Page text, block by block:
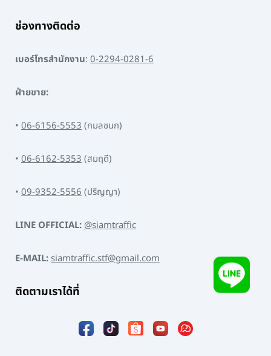
ช่องทางติดต่อ
เบอร์โทรสำนักงาน: 0-2294-0281-6
ฝ่ายขาย:
• 06-6156-5553 (กมลชนก)
• 06-6162-5353 (สมฤดี)
• 09-9352-5556 (ปริญญา)
LINE OFFICIAL: @siamtraffic
E-MAIL: siamtraffic.stf@gmail.com
ติดตามเราได้ที่